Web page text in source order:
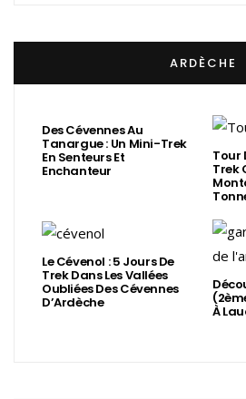
ARDÈCHE
Des Cévennes Au
Tanargue : Un Mini-Trek
En Senteurs Et
Enchanteur
Tour
Trek
Le Cévenol : 5 Jours De
Trek Dans Les Vallées
Oubliées Des Cévennes
D’Ardèche
À